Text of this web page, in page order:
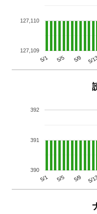
5/1 5/5 5/9 5/
127,109
127,110
5/1 5/5 5/9 5/
390
391
392